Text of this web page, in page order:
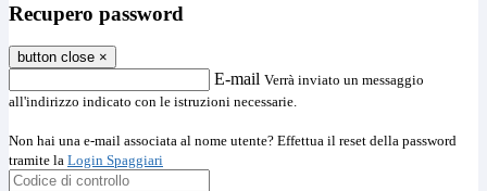
Recupero password
button close ×
E-mail Verrà inviato un messaggio
all'indirizzo indicato con le istruzioni necessarie.
Non hai una e-mail associata al nome utente? Effettua il reset della password
tramite la Login Spaggiari